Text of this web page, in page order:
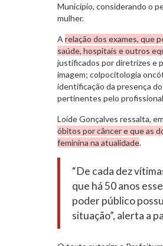
Município, considerando o
mulher.
A relação dos exames, que
saúde, hospitais e outros
justificados por diretrizes e
imagem; colpocitologia
identificação da presença
pertinentes pelo
Loíde Gonçalves ressalta,
óbitos por câncer e que as
feminina na atualidade.
“De cada dez
que há 50 anos
poder público
situação”, alerta a